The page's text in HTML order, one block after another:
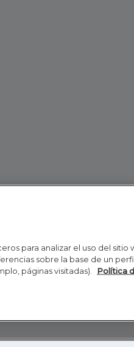
para analizar el uso del sitio
sobre la base de un
páginas visitadas).
Política